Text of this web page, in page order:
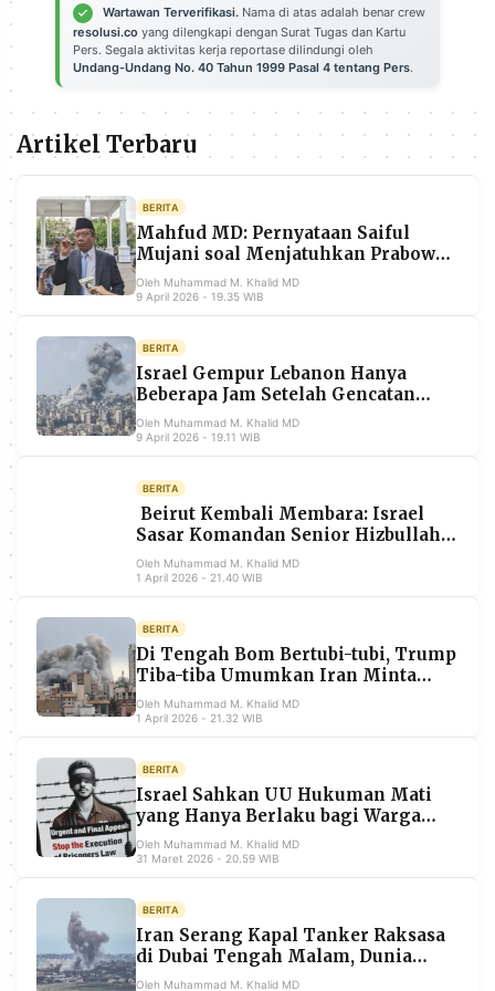
POLICY WARGA
INFORMASI
IKLAN
KIRIM
TULISAN
PENGADUAN TERM
OF
SERVICE
IKUTI
KAMI
Resolusi.co
2026
PT.
RESOLUSI
Wartawan Terverifikasi. Nama di atas adalah benar crew
resolusi.co yang dilengkapi dengan Surat Tugas dan Kartu
Pers. Segala aktivitas kerja reportase dilindungi oleh
Undang-Undang No. 40 Tahun 1999 Pasal 4 tentang Pers.
Artikel Terbaru
BERITA
Mahfud MD: Pernyataan Saiful
Mujani soal Menjatuhkan Prabowo
Tidak Memenuhi Unsur Makar
dalam KUHP
Oleh Muhammad M. Khalid MD
9 April 2026 - 19.35 WIB
BERITA
Israel Gempur Lebanon Hanya
Beberapa Jam Setelah Gencatan
Senjata AS-Iran Diumumkan, 254
Orang Tewas
Oleh Muhammad M. Khalid MD
9 April 2026 - 19.11 WIB
BERITA
Beirut Kembali Membara: Israel
Sasar Komandan Senior Hizbullah,
7 Warga Tewas
Oleh Muhammad M. Khalid MD
1 April 2026 - 21.40 WIB
BERITA
Di Tengah Bom Bertubi-tubi, Trump
Tiba-tiba Umumkan Iran Minta
Damai — Teheran Langsung
Membantah
Oleh Muhammad M. Khalid MD
1 April 2026 - 21.32 WIB
BERITA
Israel Sahkan UU Hukuman Mati
yang Hanya Berlaku bagi Warga
Palestina, Dunia Internasional
Kecam
Oleh Muhammad M. Khalid MD
31 Maret 2026 - 20.59 WIB
BERITA
Iran Serang Kapal Tanker Raksasa
di Dubai Tengah Malam, Dunia
Khawatir Bencana Tumpahan
Oleh Muhammad M. Khalid MD